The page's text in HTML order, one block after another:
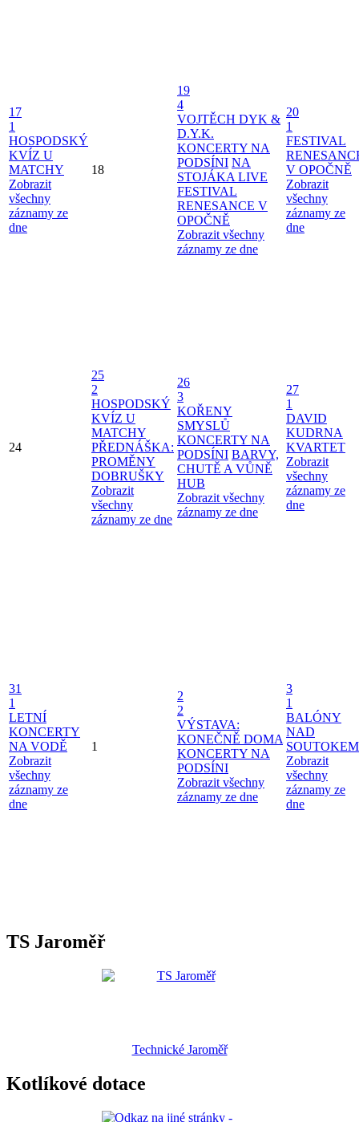
17
1
HOSPODSKÝ
KVÍZ U
MATCHY
Zobrazit
všechny
záznamy ze
dne
18
19
4
VOJTĚCH DYK &
D.Y.K.
KONCERTY NA
PODSÍNI NA
STOJÁKA LIVE
FESTIVAL
RENESANCE V
OPOČNĚ
Zobrazit všechny
záznamy ze dne
20
1
FESTIVAL
V OPOČNĚ
Zobrazit
všechny
záznamy ze
dne
24
25
2
HOSPODSKÝ
KVÍZ U
MATCHY
PŘEDNÁŠKA:
PROMĚNY
DOBRUŠKY
Zobrazit
všechny
záznamy ze dne
26
3
KOŘENY
SMYSLŮ
KONCERTY NA
PODSÍNI BARVY,
CHUTĚ A VŮNĚ
HUB
Zobrazit všechny
záznamy ze dne
27
1
DAVID
KUDRNA
KVARTET
Zobrazit
všechny
záznamy ze
dne
31
1
LETNÍ
KONCERTY
NA VODĚ
Zobrazit
všechny
záznamy ze
dne
1
2
2
VÝSTAVA:
KONEČNĚ DOMA
KONCERTY NA
PODSÍNI
Zobrazit všechny
záznamy ze dne
3
1
BALÓNY
NAD
SOUTOKEM
Zobrazit
všechny
záznamy ze
dne
TS Jaroměř
Technické Jaroměř
Kotlíkové dotace